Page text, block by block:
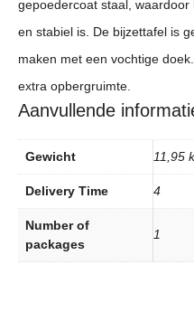
gepoedercoat staal, waardoor
en stabiel is. De bijzettafel is
maken met een vochtige
extra opbergruimte.
Aanvullende
Gewicht 11,95
Delivery Time 4
Number of
packages
1